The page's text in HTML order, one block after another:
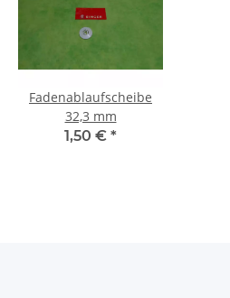
Fadenablaufscheibe
32,3 mm
1,50 € *